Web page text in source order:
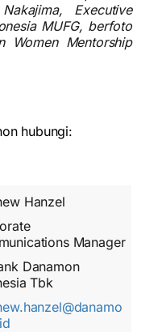
, Executive
MUFG, berfoto
Women Mentorship
hubungi:
Hanzel
Manager
Danamon
Tbk